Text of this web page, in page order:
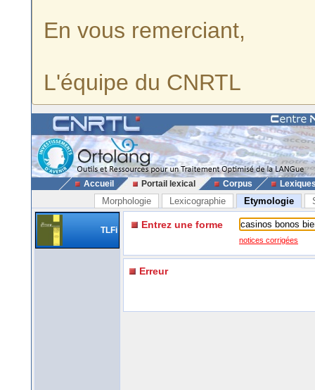
En vous remerciant,
L'équipe du CNRTL
Accueil Portail lexical Corpus
Morphologie Lexicographie Etymologie
TLFi Entrez une forme
notices corrigées
Erreur